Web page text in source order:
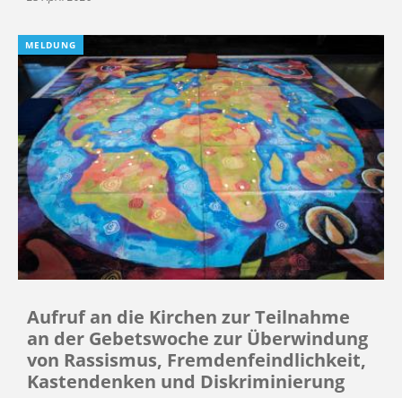
MELDUNG
Aufruf an die Kirchen zur Teilnahme
an der Gebetswoche zur Überwindung
von Rassismus, Fremdenfeindlichkeit,
Kastendenken und Diskriminierung